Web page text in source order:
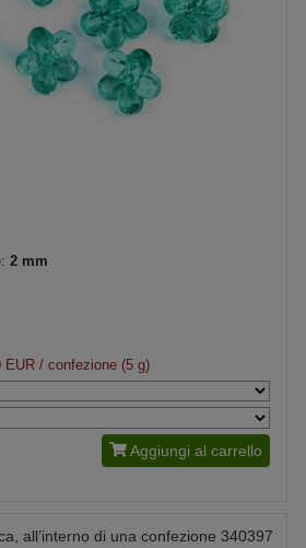
2 mm
EUR/ confezione (5 g)
Aggiungi al carrello
all’interno di una confezione 340397